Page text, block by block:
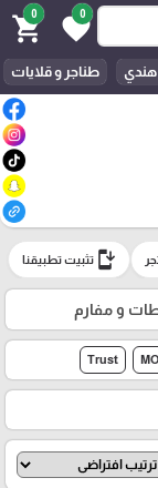
0
favorite
0
shopping_cart
هندي طناجر و قلايات
install_mobile تثبيت تطبيقنا
و مفارم
Trust